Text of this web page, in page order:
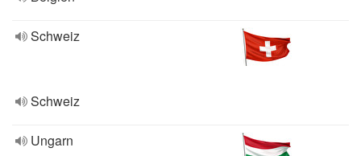
Schweiz
Schweiz
Ungarn